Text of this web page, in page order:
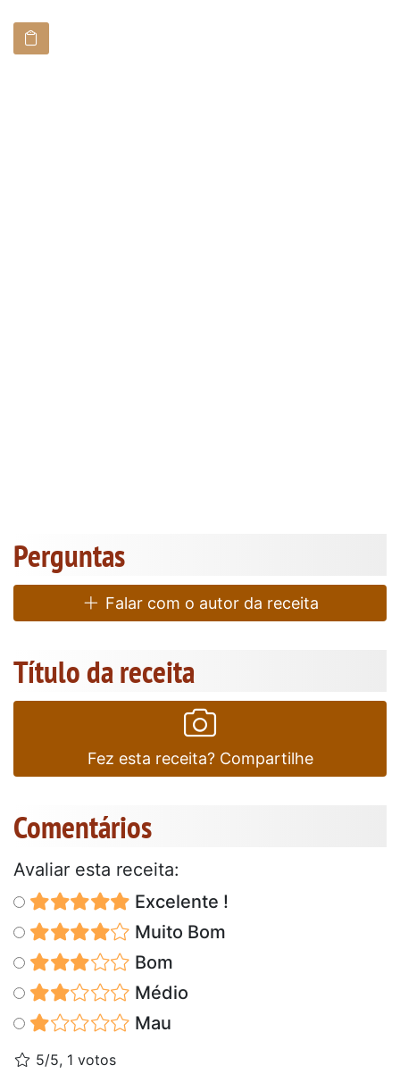
Perguntas
Falar com o autor da receita
Título da receita
Fez esta receita? Compartilhe
Comentários
Avaliar esta receita:
Excelente !
Muito Bom
Bom
Médio
Mau
5/5, 1 votos